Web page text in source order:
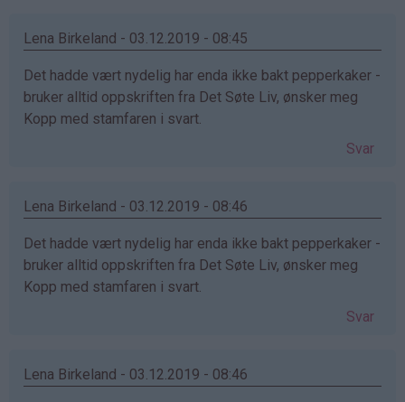
Lena Birkeland - 03.12.2019 - 08:45
Det hadde vært nydelig har enda ikke bakt pepperkaker -
bruker alltid oppskriften fra Det Søte Liv, ønsker meg
Kopp med stamfaren i svart.
Svar
Lena Birkeland - 03.12.2019 - 08:46
Det hadde vært nydelig har enda ikke bakt pepperkaker -
bruker alltid oppskriften fra Det Søte Liv, ønsker meg
Kopp med stamfaren i svart.
Svar
Lena Birkeland - 03.12.2019 - 08:46